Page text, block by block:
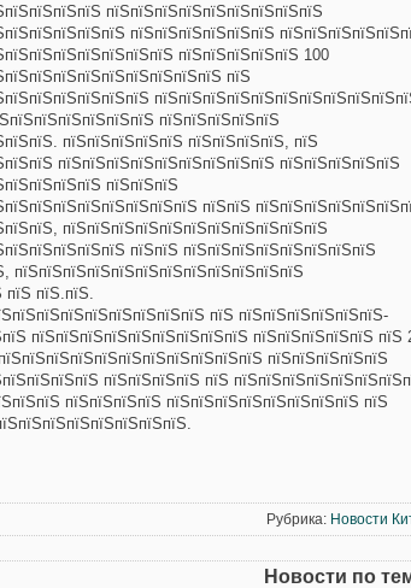
пїЅпїЅпїЅпїЅпїЅпїЅпїЅпїЅпїЅ
пїЅпїЅпїЅпїЅпїЅпїЅ
пїЅпїЅпїЅпїЅпїЅ 100
пїЅ
пїЅпїЅпїЅпїЅпїЅ
пїЅпїЅпїЅпїЅпїЅ пїЅпїЅпїЅпїЅ, пїЅ
пїЅпїЅпїЅпїЅпїЅпїЅпїЅпїЅпїЅ пїЅпїЅпїЅпїЅпїЅ
пїЅпїЅпїЅ
пїЅпїЅ
пїЅпїЅпїЅпїЅпїЅпїЅпїЅпїЅпїЅпїЅпїЅ
пїЅпїЅ пїЅпїЅпїЅпїЅпїЅпїЅпїЅпїЅ
пїЅпїЅпїЅпїЅпїЅпїЅпїЅпїЅпїЅпїЅпїЅпїЅ
пїЅ пїЅ.пїЅ.
пїЅ пїЅпїЅпїЅпїЅпїЅпїЅ-
пїЅпїЅпїЅпїЅпїЅпїЅпїЅпїЅпїЅ пїЅпїЅпїЅпїЅпїЅ пїЅ
пїЅпїЅпїЅпїЅпїЅ
пїЅпїЅпїЅпїЅ пїЅ
пїЅпїЅпїЅпїЅ пїЅпїЅпїЅпїЅпїЅпїЅпїЅпїЅ пїЅ
Рубрика: Новости
Новости по